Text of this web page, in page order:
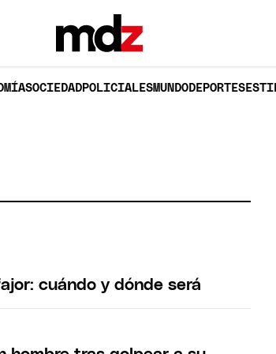
SOCIEDADPOLICIALESMUNDODEPORTES
cuándo y dónde será